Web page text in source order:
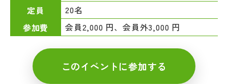
定員
20名
参加費
会員2,000 円、会員外3,000 円
このイベントに参加する